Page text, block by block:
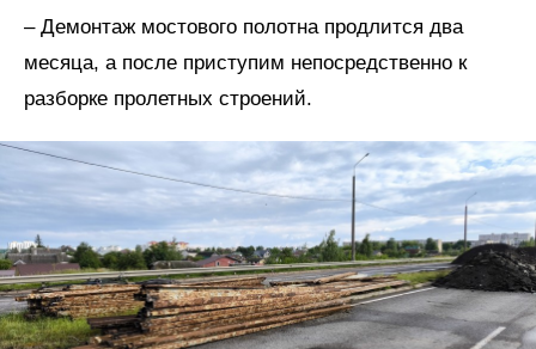
– Демонтаж мостового полотна продлится два
месяца, а после приступим непосредственно к
разборке пролетных строений.